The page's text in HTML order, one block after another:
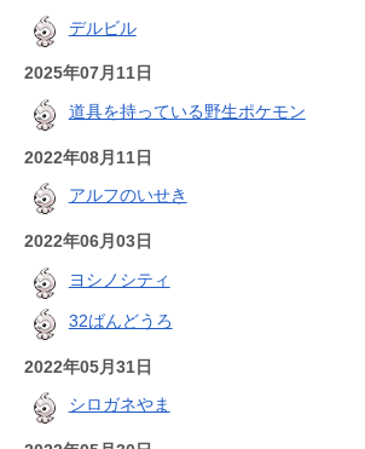
デルビル
2025年07月11日
道具を持っている野生ポケモン
2022年08月11日
アルフのいせき
2022年06月03日
ヨシノシティ
32ばんどうろ
2022年05月31日
シロガネやま